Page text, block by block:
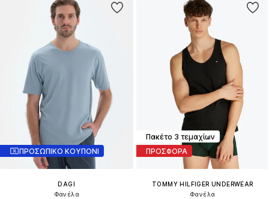
ΠΡΟΣΩΠΙΚΟ ΚΟΥΠΟΝΙ
DAGI
Φανέλα
Πακέτο 3 τεμαχίων
ΠΡΟΣΦΟΡΑ
TOMMY HILFIGER UNDERWEAR
Φανέλα